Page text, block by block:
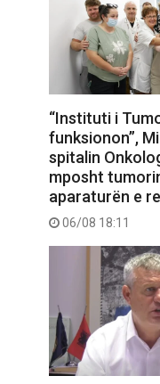
“Instituti i
funksionon”,
spitalin
mposht
aparaturën e
06/08 18:11